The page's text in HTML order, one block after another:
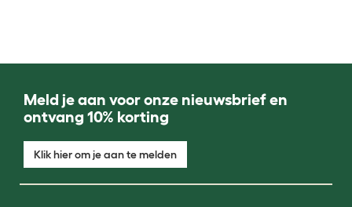
Meld je aan voor onze nieuwsbrief en
ontvang 10% korting
Klik hier om je aan te melden